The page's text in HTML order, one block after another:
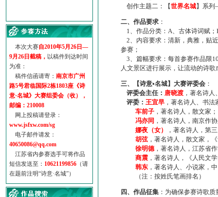
·【诗意·名城】地铁展示作...
诗意名城·地铁时间
地铁完美呈现【诗意·名城...
参赛作品多达5000多首
“诗意·名城”晒诗会
特别通知--致广大诗词爱好...
本次大赛自2010年5月26日—
9月26日截稿， 以稿件到达时间
为准：
稿件信函请寄： 南京市广州
路5号君临国际2栋1803座《诗
意·名城》大赛组委会（收），
邮编：210008
网上投稿请登录：
www.jsfxw.com/sg
电子邮件请发：
40650086@qq.com
江苏省内参赛选手可将作品
短信发送至： 10621199856 （请
在题前注明“诗意·名城”）
创作主题二：【世界名城】系
二、作品要求 ：
1、作品分类：A、古体诗词赋；
2、内容要求：清新，典雅，贴
参赛；
3、篇幅要求：每首参赛作品限
人文景区进行展示，让流动的诗
三、【诗意•名城】大赛评委会 ：
评委会主任： 唐晓渡 ，著名诗
评委： 王宜早 ，著名诗人、书
车前子 ，著名诗人，散文家；
冯亦同 ，著名诗人，南京作
娜夜（女）
，著名诗人，第
胡弦，著名诗人，散文家，
徐明德，著名诗人，江苏省
商震 ，著名诗人，《人民文
韩东 ，著名诗人、小说家，
（注：按姓氏笔画排名）
四、作品征集 ：为确保参赛诗歌